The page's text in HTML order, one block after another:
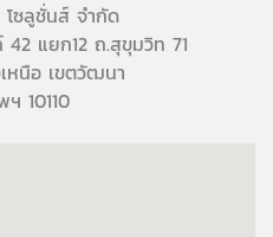
ซลูชั่นส์ จำกัด
แยก12 ถ.สุขุมวิท 71
หนือ เขตวัฒนา
10110